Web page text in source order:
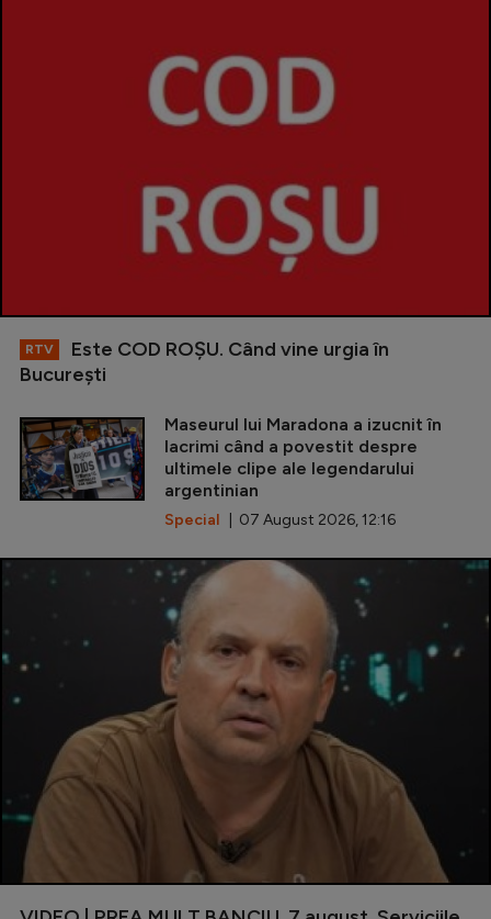
RTV
Este COD ROŞU. Când vine urgia în
Bucureşti
Maseurul lui Maradona a izucnit în
lacrimi când a povestit despre
ultimele clipe ale legendarului
argentinian
Special | 07 August 2026, 12:16